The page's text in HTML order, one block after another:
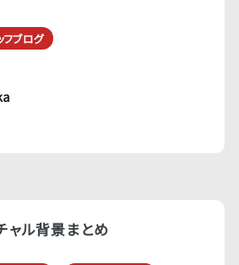
フブログ
ル背景まとめ